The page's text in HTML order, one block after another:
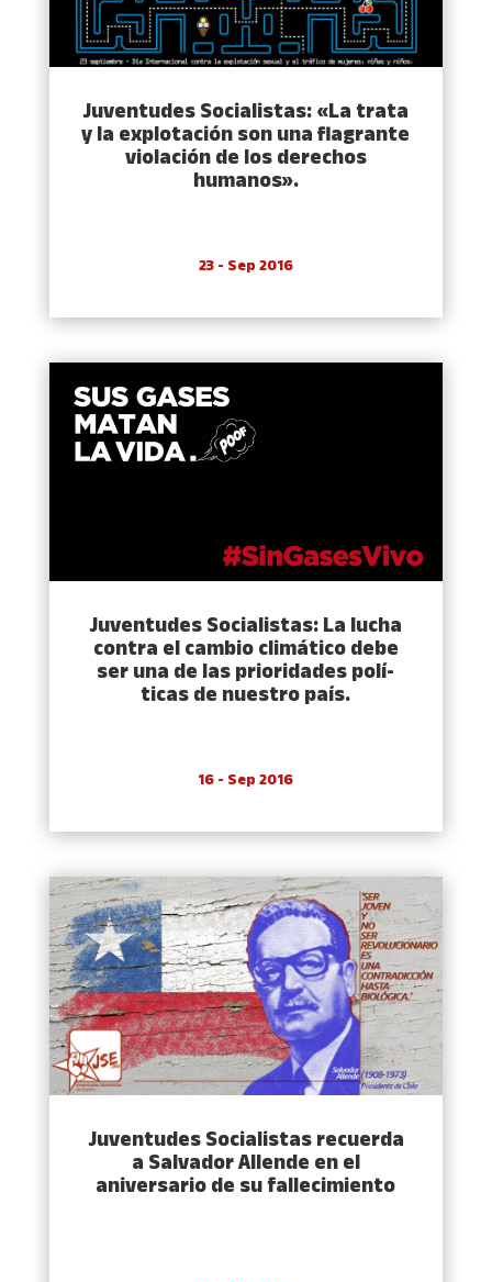
Juventudes Socialistas: «La trata
y la explotación son una flagrante
violación de los derechos
humanos».
23 - Sep 2016
Juventudes Socialistas: La lucha
contra el cambio climático debe
ser una de las prioridades polí­
ticas de nuestro paí­s.
16 - Sep 2016
Juventudes Socialistas recuerda
a Salvador Allende en el
aniversario de su fallecimiento